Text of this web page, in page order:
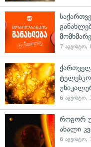
7 აგვისტო,
6 აგვისტო,
როგორ
ახალი
6 აგვისტო,